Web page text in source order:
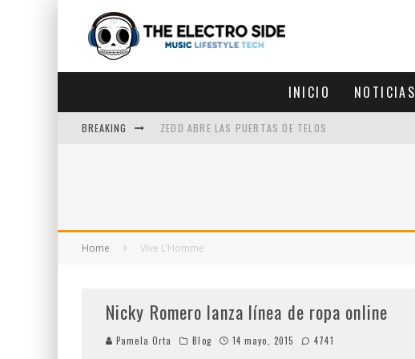
INICIO NOTICIAS
BREAKING ZEDD ABRE LAS PUERTAS DE TELOS
Home Vive L’Homme
Nicky Romero lanza línea de ropa online
Pamela Orta Blog 14 mayo, 2015 4741